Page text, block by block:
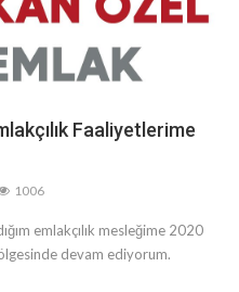
Faaliyetlerime
1006
emlakçılık mesleğime 2020
devam ediyorum.